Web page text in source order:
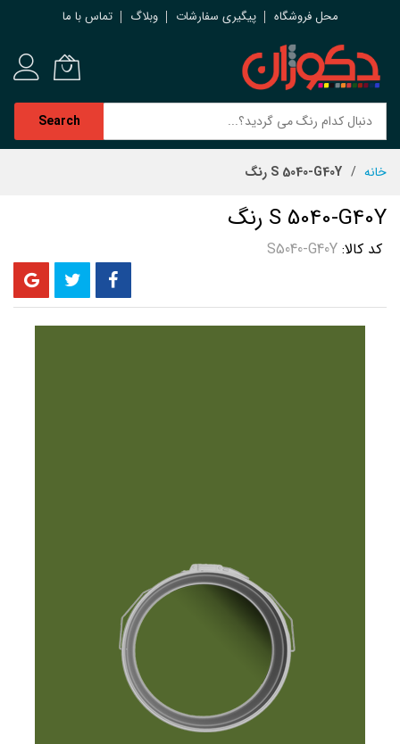
محل فروشگاه پیگیری سفارشات وبلاگ تماس با ما
Search
خانه S 5040-G40Y رنگ
S 5040-G40Y رنگ
کد کالا S5040-G40Y